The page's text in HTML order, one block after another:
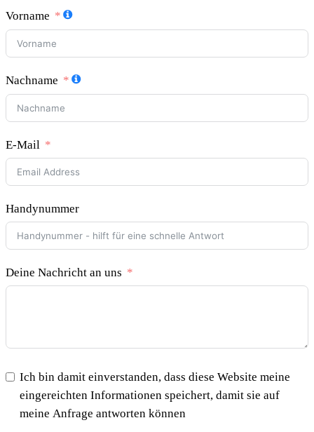
Vorname
Nachname
E-Mail
Handynummer
Deine Nachricht an uns
Ich bin damit einverstanden, dass diese Website meine
eingereichten Informationen speichert, damit sie auf
meine Anfrage antworten können